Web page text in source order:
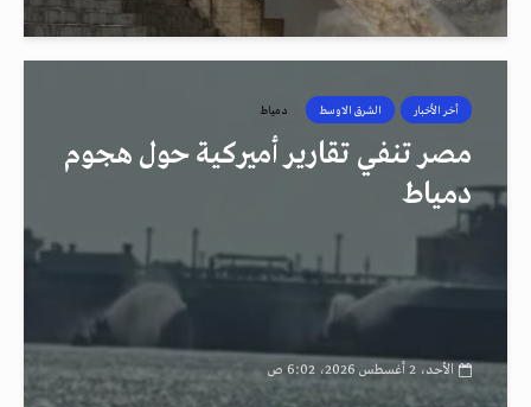
أخر الأخبار الشرق الاوسط دمياط
مصر تنفي تقارير أميركية حول هجوم
دمياط
الأحد، 2 أغسطس 2026، 6:02 ص